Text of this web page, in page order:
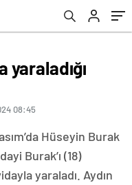
yaraladığı
08:45
Hüseyin Burak
Burak’ı (18)
yaraladı. Aydın